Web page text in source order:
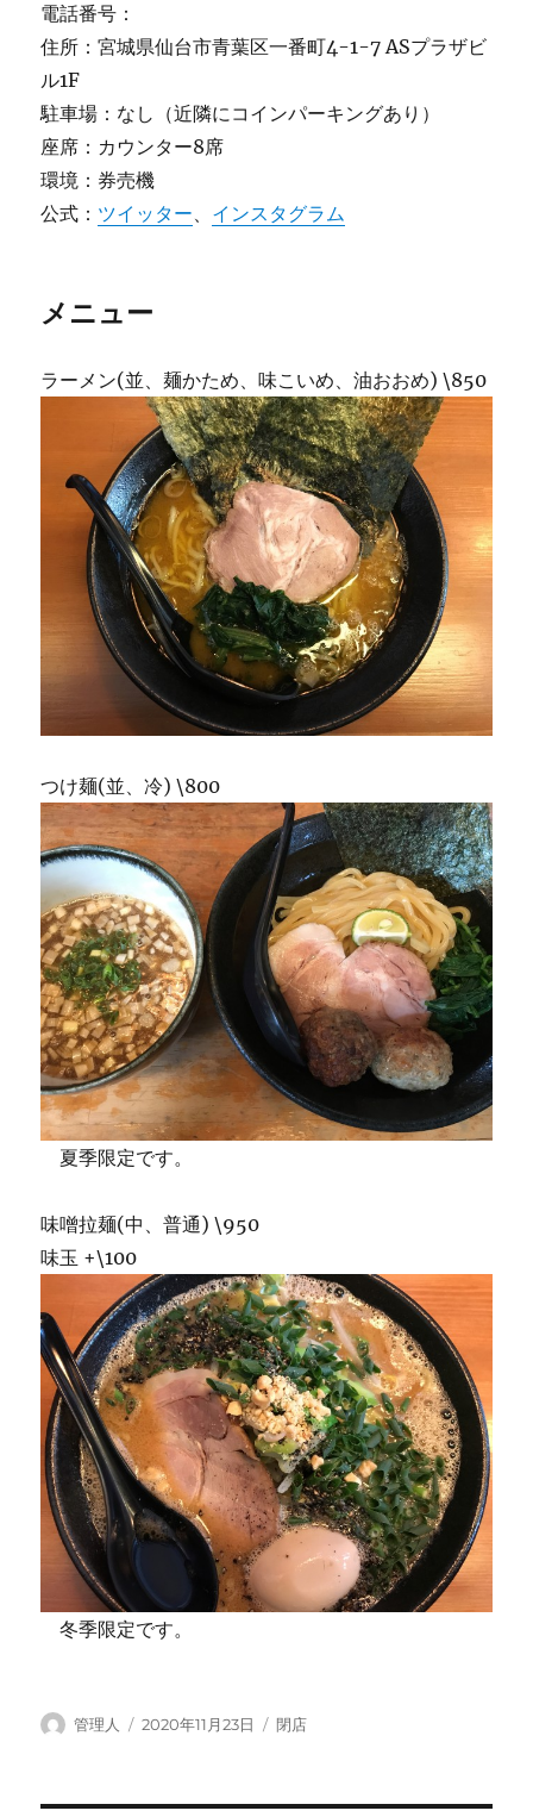
電話番号：
住所：宮城県仙台市青葉区一番町4-1-7 ASプラザビ
ル1F
駐車場：なし（近隣にコインパーキングあり）
座席：カウンター8席
環境：券売機
公式： ツイッター、 インスタグラム
メニュー
ラーメン(並、麺かため、味こいめ、油おおめ) \850
つけ麺(並、冷) \800
夏季限定です。
味噌拉麺(中、普通) \950
味玉 +\100
冬季限定です。
投
管理人
投
2020年11月23日
カ
閉店